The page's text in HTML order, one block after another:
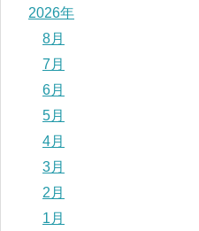
2026年
8月
7月
6月
5月
4月
3月
2月
1月